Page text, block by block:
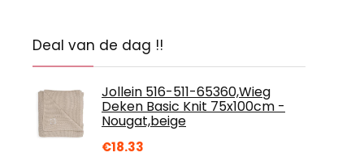
Deal van de dag !!
Jollein 516-511-65360,Wieg
Deken Basic Knit 75x100cm -
Nougat,beige
€18.33